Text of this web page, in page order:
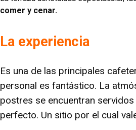
comer y cenar.
La experiencia
Es una de las principales
personal es fantástico. La
postres se encuentran
perfecto. Un sitio por el cual